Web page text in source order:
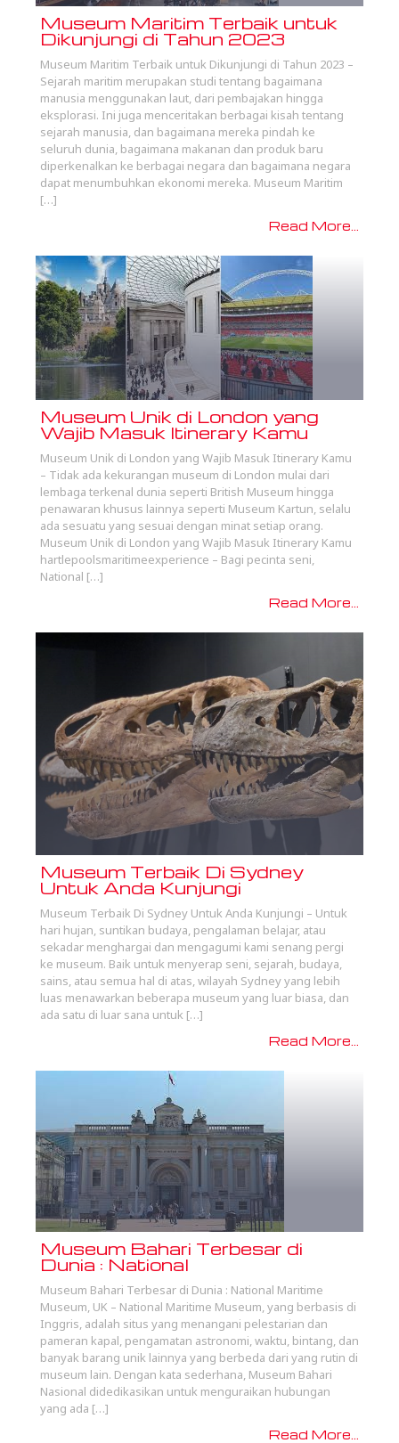
Museum Maritim Terbaik untuk
Dikunjungi di Tahun 2023
Museum Maritim Terbaik untuk Dikunjungi di Tahun 2023 –
Sejarah maritim merupakan studi tentang bagaimana
manusia menggunakan laut, dari pembajakan hingga
eksplorasi. Ini juga menceritakan berbagai kisah tentang
sejarah manusia, dan bagaimana mereka pindah ke
seluruh dunia, bagaimana makanan dan produk baru
diperkenalkan ke berbagai negara dan bagaimana negara
dapat menumbuhkan ekonomi mereka. Museum Maritim
[…]
Read More...
Museum Unik di London yang
Wajib Masuk Itinerary Kamu
Museum Unik di London yang Wajib Masuk Itinerary Kamu
– Tidak ada kekurangan museum di London mulai dari
lembaga terkenal dunia seperti British Museum hingga
penawaran khusus lainnya seperti Museum Kartun, selalu
ada sesuatu yang sesuai dengan minat setiap orang.
Museum Unik di London yang Wajib Masuk Itinerary Kamu
hartlepoolsmaritimeexperience – Bagi pecinta seni,
National […]
Read More...
Museum Terbaik Di Sydney
Untuk Anda Kunjungi
Museum Terbaik Di Sydney Untuk Anda Kunjungi – Untuk
hari hujan, suntikan budaya, pengalaman belajar, atau
sekadar menghargai dan mengagumi kami senang pergi
ke museum. Baik untuk menyerap seni, sejarah, budaya,
sains, atau semua hal di atas, wilayah Sydney yang lebih
luas menawarkan beberapa museum yang luar biasa, dan
ada satu di luar sana untuk […]
Read More...
Museum Bahari Terbesar di
Dunia : National
Museum Bahari Terbesar di Dunia : National Maritime
Museum, UK – National Maritime Museum, yang berbasis di
Inggris, adalah situs yang menangani pelestarian dan
pameran kapal, pengamatan astronomi, waktu, bintang, dan
banyak barang unik lainnya yang berbeda dari yang rutin di
museum lain. Dengan kata sederhana, Museum Bahari
Nasional didedikasikan untuk menguraikan hubungan
yang ada […]
Read More...